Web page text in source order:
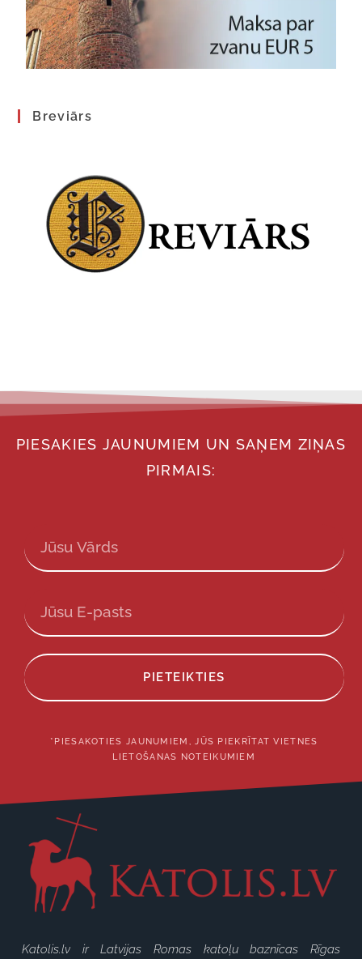
Breviārs
PIESAKIES JAUNUMIEM UN SAŅEM ZIŅAS
PIRMAIS:
PIETEIKTIES
*PIESAKOTIES JAUNUMIEM, JŪS PIEKRĪTAT VIETNES
LIETOŠANAS NOTEIKUMIEM
Katolis.lv ir Latvijas Romas katoļu baznīcas Rīgas